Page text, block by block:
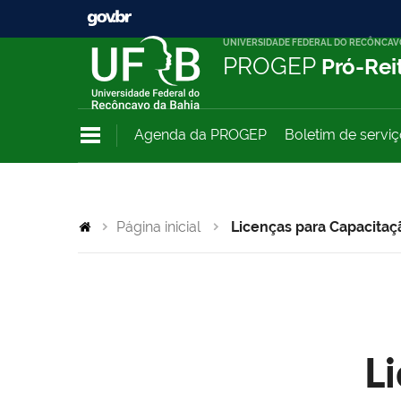
UNIVERSIDADE FEDERAL DO
PROGEP Pró-
Agenda da PROGEP Boletim de
Página inicial Licenças para